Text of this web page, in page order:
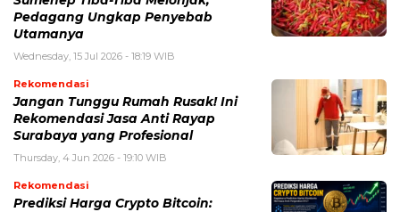
Pedagang Ungkap Penyebab
Utamanya
Wednesday, 15 Jul 2026 - 18:19 WIB
Rekomendasi
Jangan Tunggu Rumah Rusak! Ini
Rekomendasi Jasa Anti Rayap
Surabaya yang Profesional
Thursday, 4 Jun 2026 - 19:10 WIB
Rekomendasi
Prediksi Harga Crypto Bitcoin: